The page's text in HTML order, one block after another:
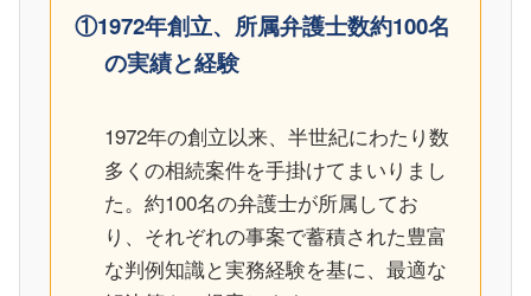
①1972年創立、所属弁護士数約100名
の実績と経験
1972年の創立以来、半世紀にわたり数
多くの相続案件を手掛けてまいりまし
た。約100名の弁護士が所属してお
り、それぞれの事案で蓄積された豊富
な判例知識と実務経験を基に、最適な